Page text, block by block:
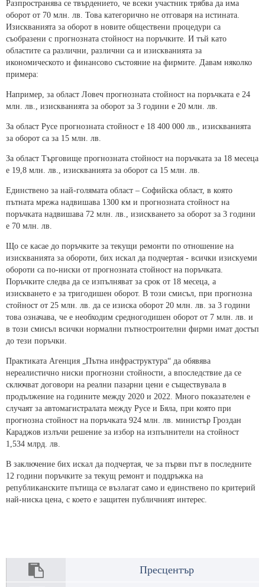
Разпространява се твърдението, че всеки участник трябва да има
оборот от 70 млн. лв. Това категорично не отговаря на истината.
Изискванията за оборот в новите обществени процедури са
съобразени с прогнозната стойност на поръчките. И тъй като
областите са различни, различни са и изискванията за
икономическото и финансово състояние на фирмите. Давам няколко
примера:
Например, за област Ловеч прогнозната стойност на поръчката е 24
млн. лв., изискванията за оборот за 3 години е 20 млн. лв.
За област Русе прогнозната стойност е 18 400 000 лв., изискванията
за оборот са за 15 млн. лв.
За област Търговище прогнозната стойност на поръчката за 18 месеца
е 19,8 млн. лв., изискванията за оборот са 15 млн. лв.
Единствено за най-голямата област – Софийска област, в която
пътната мрежа надвишава 1300 км и прогнозната стойност на
поръчката надвишава 72 млн. лв., изискването за оборот за 3 години
е 70 млн. лв.
Що се касае до поръчките за текущи ремонти по отношение на
изискванията за обороти, бих искал да подчертая - всички изискуеми
обороти са по-ниски от прогнозната стойност на поръчката.
Поръчките следва да се изпълняват за срок от 18 месеца, а
изискването е за тригодишен оборот. В този смисъл, при прогнозна
стойност от 25 млн. лв. да се изиска оборот 20 млн. лв. за 3 години
това означава, че е необходим средногодишен оборот от 7 млн. лв. и
в този смисъл всички нормални пътностроителни фирми имат достъп
до тези поръчки.
Практиката Агенция „Пътна инфраструктура“ да обявява
нереалистично ниски прогнозни стойности, а впоследствие да се
сключват договори на реални пазарни цени е съществувала в
продължение на годините между 2020 и 2022. Много показателен е
случаят за автомагистралата между Русе и Бяла, при която при
прогнозна стойност на поръчката 924 млн. лв. министър Гроздан
Караджов излъчи решение за избор на изпълнители на стойност
1,534 млрд. лв.
В заключение бих искал да подчертая, че за първи път в последните
12 години поръчките за текущ ремонт и поддръжка на
републиканските пътища се възлагат само и единствено по критерий
най-ниска цена, с което е защитен публичният интерес.
Пресцентър